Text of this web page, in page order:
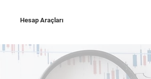
Hesap Araçları